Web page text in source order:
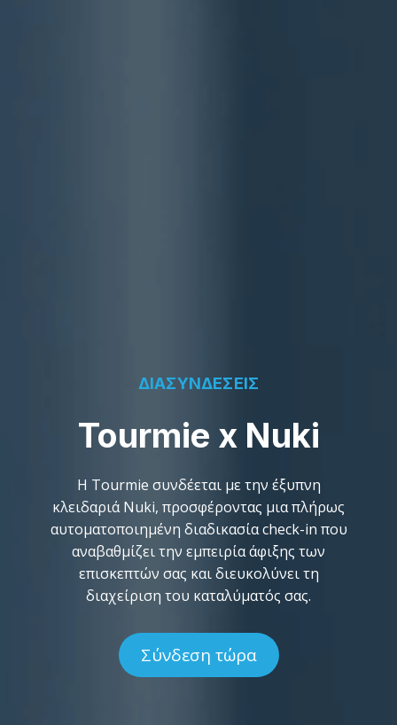
ΔΙΑΣΥΝΔΕΣΕΙΣ
Tourmie x Nuki
Η Tourmie συνδέεται με την έξυπνη
κλειδαριά Nuki, προσφέροντας μια πλήρως
αυτοματοποιημένη διαδικασία check-in που
αναβαθμίζει την εμπειρία άφιξης των
επισκεπτών σας και διευκολύνει τη
διαχείριση του καταλύματός σας.
Σύνδεση τώρα